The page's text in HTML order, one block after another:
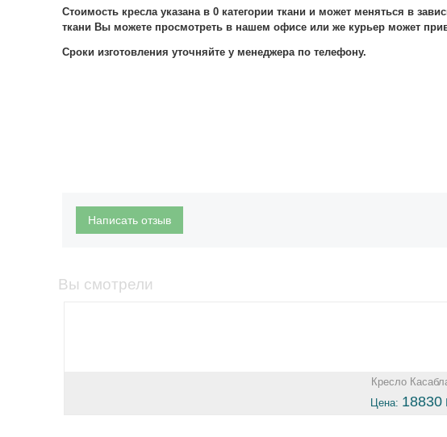
Стоимость кресла указана в 0 категории ткани и может меняться в
ткани Вы можете просмотреть в нашем офисе или же курьер может
Сроки изготовления уточняйте у менеджера по телефону.
Написать отзыв
Вы смотрели
Кресло
Цена: 18830